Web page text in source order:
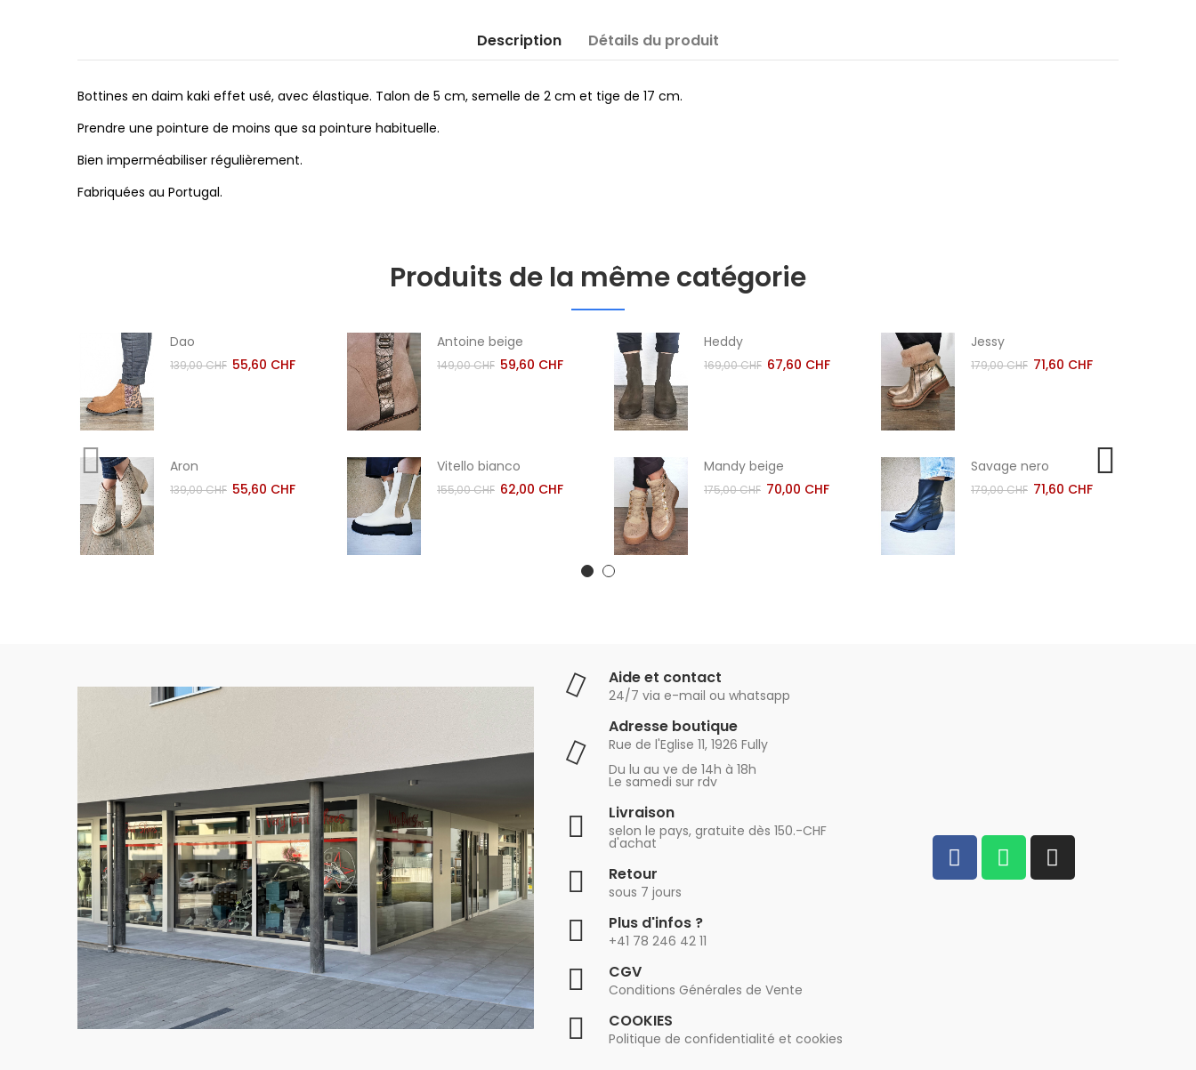
Description Détails du produit
Bottines en daim kaki effet usé, avec élastique. Talon de 5 cm, semelle de 2 cm et tige de 17 cm.
Prendre une pointure de moins que sa pointure habituelle.
Bien imperméabiliser régulièrement.
Fabriquées au Portugal.
Produits de la même catégorie
Dao
139,00 CHF 55,60 CHF
Aron
139,00 CHF 55,60 CHF
Antoine beige
149,00 CHF 59,60 CHF
Vitello bianco
155,00 CHF 62,00 CHF
Heddy
169,00 CHF 67,60 CHF
Mandy beige
175,00 CHF 70,00 CHF
Jessy
179,00 CHF 71,60 CHF
Savage nero
179,00 CHF 71,60 CHF
Aide et contact
24/7 via e-mail ou whatsapp
Adresse boutique
Rue de l'Eglise 11, 1926 Fully
Du lu au ve de 14h à 18h
Le samedi sur rdv
Livraison
selon le pays, gratuite dès 150.-CHF
d'achat
Retour
sous 7 jours
Plus d'infos ?
+41 78 246 42 11
CGV
Conditions Générales de Vente
COOKIES
Politique de confidentialité et cookies